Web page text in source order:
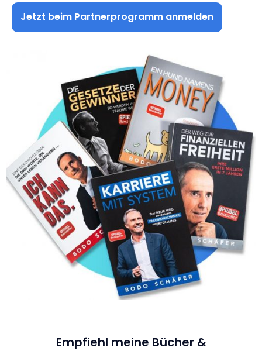
Jetzt beim Partnerprogramm anmelden
Empfiehl meine Bücher &